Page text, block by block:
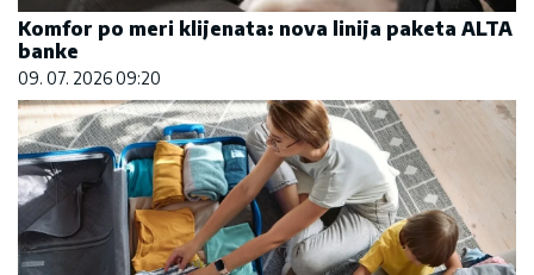
Komfor po meri klijenata: nova linija paketa ALTA
banke
09. 07. 2026 09:20